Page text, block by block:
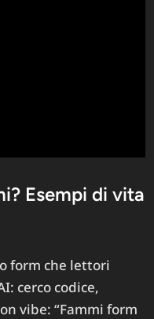
Esempi di vita
form che lettori
cerco codice,
vibe: “Fammi form